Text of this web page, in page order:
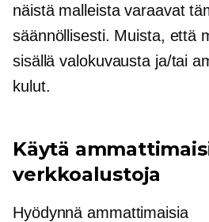
näistä malleista varaavat
säännöllisesti. Muista, että
sisällä valokuvausta ja/tai
kulut.
Käytä
verkkoalustoja
Hyödynnä ammattimaisia ​​